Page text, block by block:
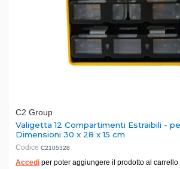
C2 Group
Valigetta 12 Compartimenti Estraibili -
Dimensioni 30 x 28 x 15 cm
Codice C2105328
Accedi per poter aggiungere il prodotto al carrello